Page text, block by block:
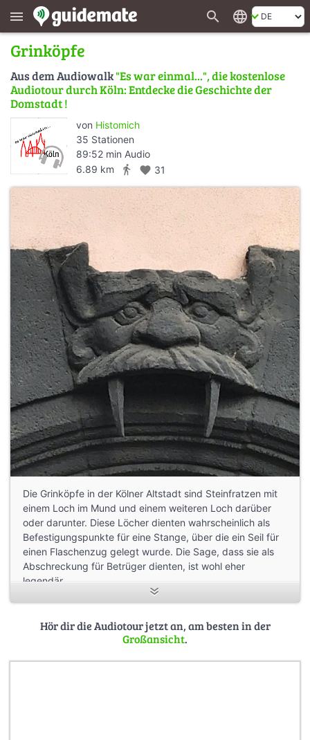
menu search language
Grinköpfe
Aus dem Audiowalk"Es war einmal...", die kostenlose
Audiotour durch Köln: Entdecke die Geschichte der
Domstadt !
von Histomich
35 Stationen
89:52 min Audio
6.89 km
directions_walk favorite 31
Die Grinköpfe in der Kölner Altstadt sind Steinfratzen mit
einem Loch im Mund und einem weiteren Loch darüber
oder darunter. Diese Löcher dienten wahrscheinlich als
Befestigungspunkte für eine Stange, über die ein Seil für
einen Flaschenzug gelegt wurde. Die Sage, dass sie als
Abschreckung für Betrüger dienten, ist wohl eher
legendär.
erblühen ließ"
Hör dir die Audiotour jetzt an, am besten in der
Großansicht.